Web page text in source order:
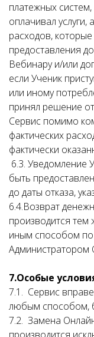
платежных
оплачивал
расходов,
предоставления
Вебинару и/или
если Ученик
или иному
принял решение
Сервис помимо
фактических
фактически
6.3. Уведомление
быть
до даты отказа,
6.4.Возврат
производится тем
иным способом по
Администратором
7.Особые
7.1. Сервис
любым способом,
7.2. Замена